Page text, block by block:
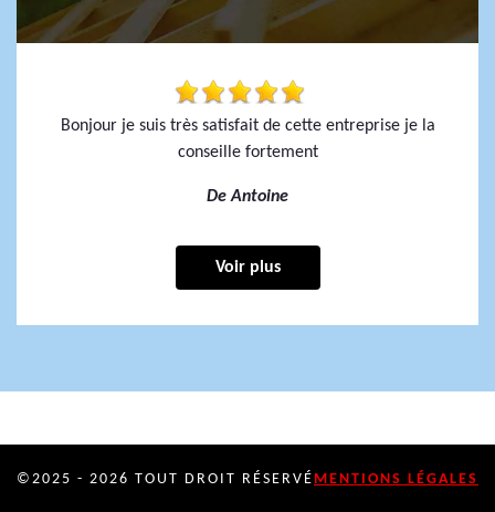
Bonjour je suis très satisfait de cette entreprise je la
conseille fortement
De Antoine
Voir plus
©2025 - 2026 TOUT DROIT RÉSERVÉ MENTIONS LÉGALES